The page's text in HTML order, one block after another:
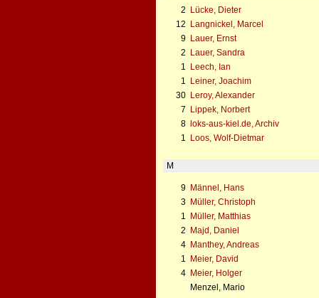
2
Lücke, Dieter
12
Langnickel, Marcel
9 Lauer, Ernst
2
Lauer, Sandra
1
Leech, Ian
1
Leiner, Joachim
30 Leroy, Alexander
7
Lippek, Norbert
8
loks-aus-kiel.de, Archiv
1
Loos, Wolf-Dietmar
M
9 Männel, Hans
3 Müller, Christoph
1
Müller, Matthias
2
Majd, Daniel
4 Manthey, Andreas
1
Meier, David
4 Meier, Holger
Menzel, Mario